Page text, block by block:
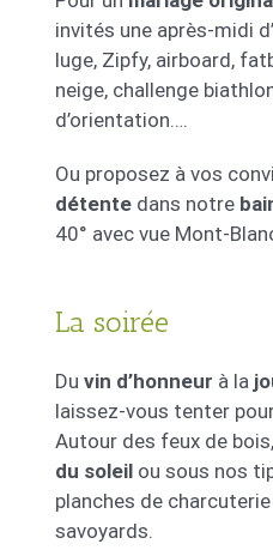
invités une après-midi d’
luge, Zipfy, airboard,
neige, challenge
d’orientation….
Ou proposez à vos
détentedans notre
40° avec vue Mont-
La soirée
Du vin d’honneur à la
laissez-vous tenter
Autour des feux de
du soleilou sous nos
planches de
savoyards.